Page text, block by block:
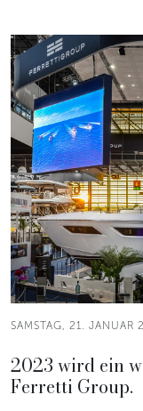
SAMSTAG, 21. JANUAR
2023 wird ein
Ferretti Group.